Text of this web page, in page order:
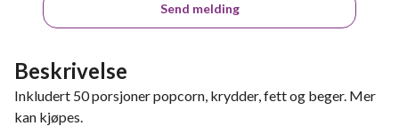
Send melding
Beskrivelse
Inkludert 50 porsjoner popcorn, krydder, fett og beger. Mer
kan kjøpes.